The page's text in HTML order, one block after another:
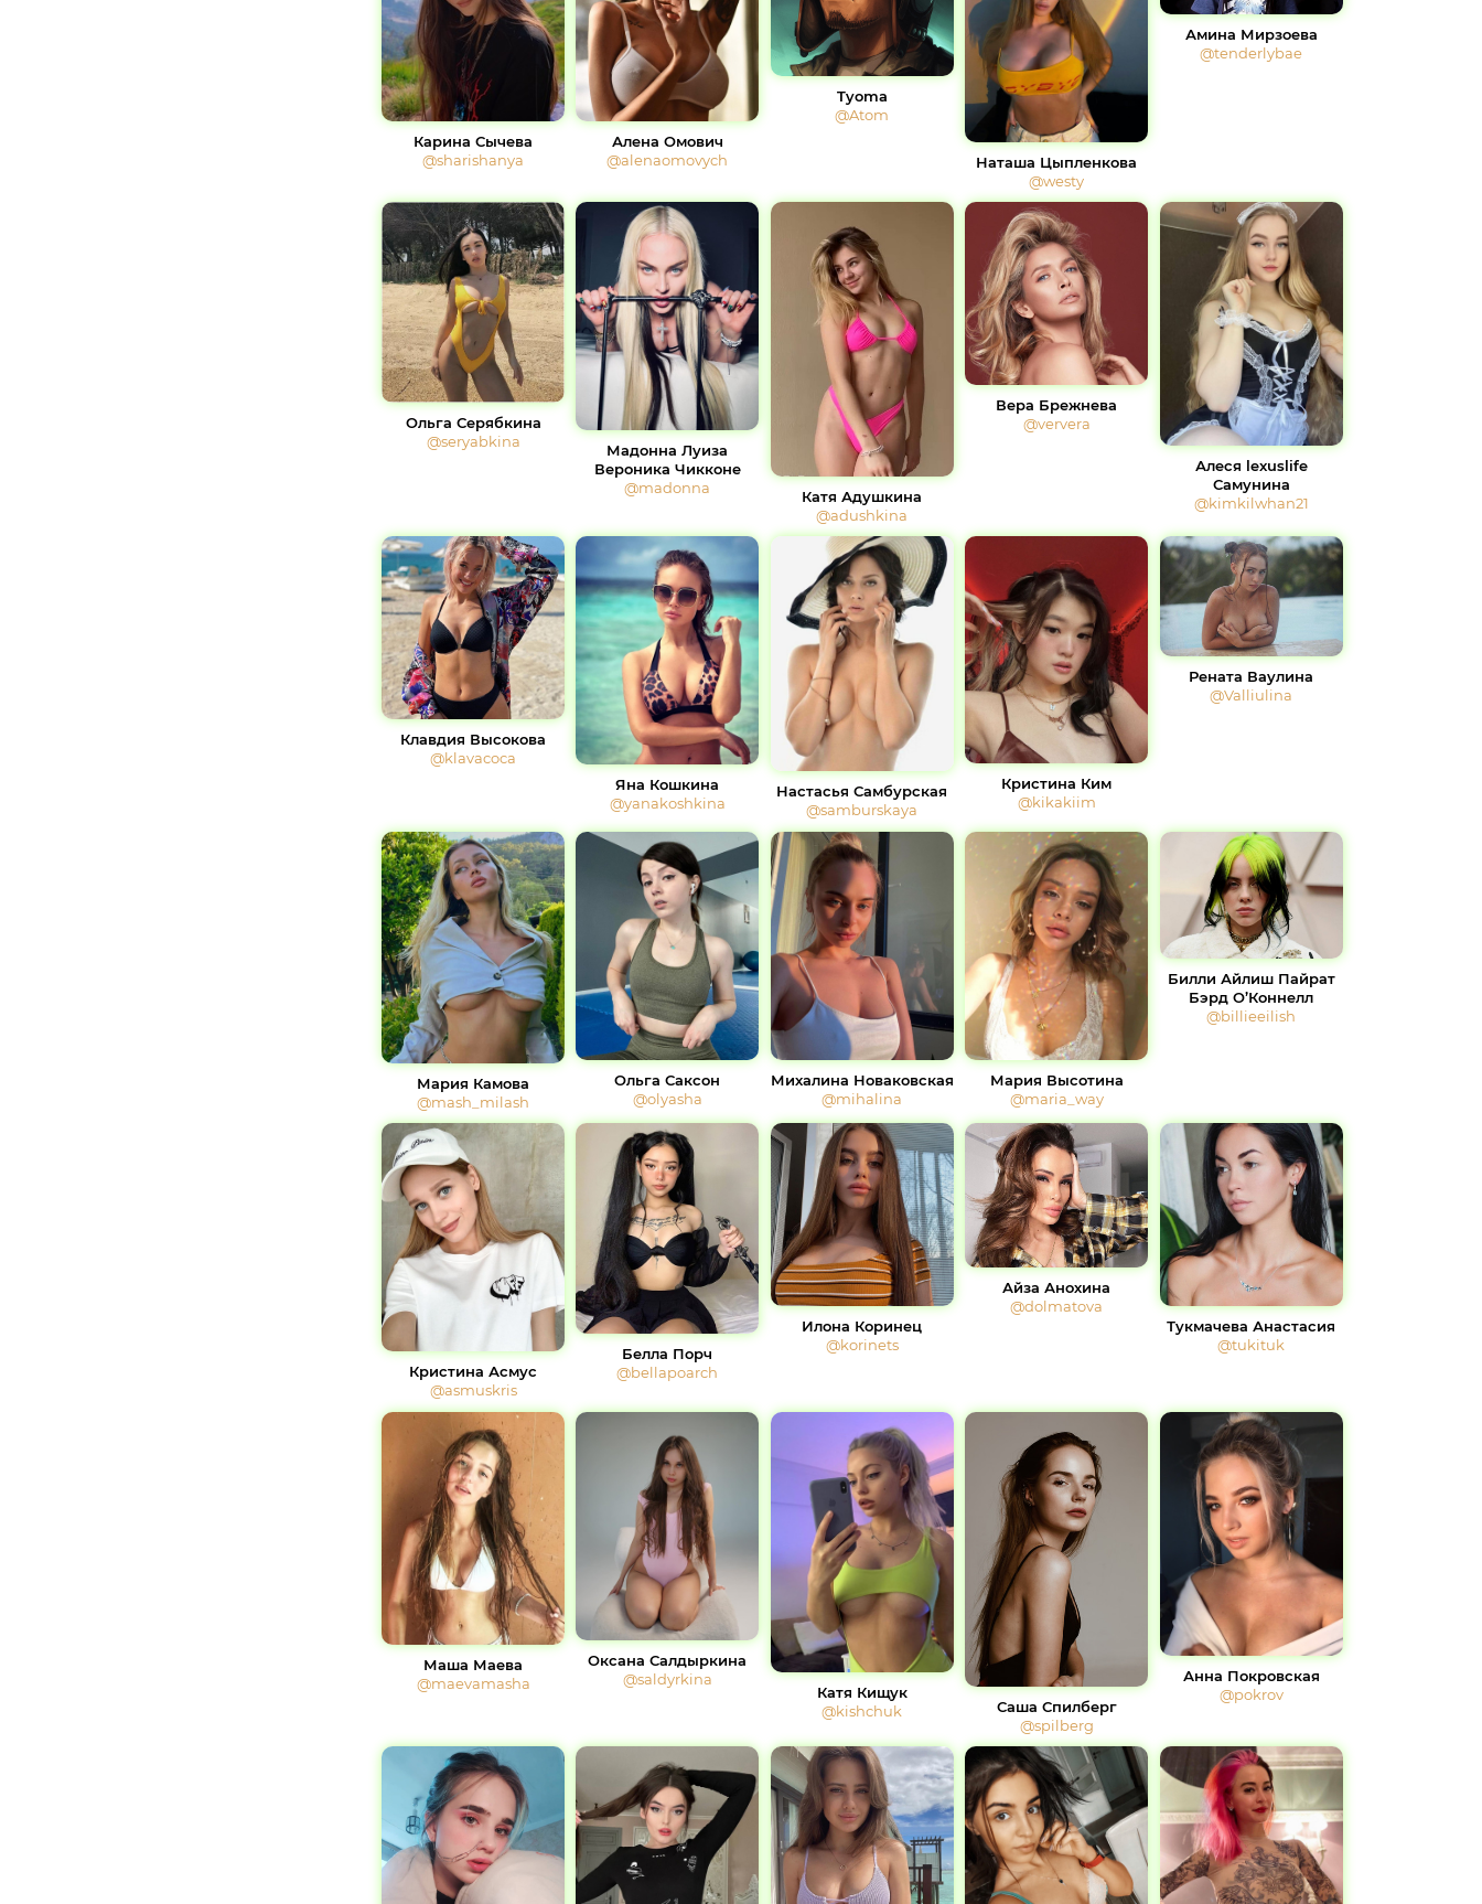
Карина Сычева
@sharishanya
Алена Омович
@alenaomovych
Tyoma
@Atom
Наташа Цыпленкова
@westy
Амина Мирзоева
@tenderlybae
Ольга Серябкина
@seryabkina
Мадонна Луиза
Вероника Чикконе
@madonna
Катя Адушкина
@adushkina
Вера Брежнева
@ververa
Алеся lexuslife
Самунина
@kimkilwhan21
Клавдия Высокова
@klavacoca
Яна Кошкина
@yanakoshkina
Настасья Самбурская
@samburskaya
Кристина Ким
@kikakiim
Рената Ваулина
@Valliulina
Мария Камова
@mash_milash
Ольга Саксон
@olyasha
Михалина Новаковская
@mihalina
Мария Высотина
@maria_way
Билли Айлиш Пайрат
Бэрд О’Коннелл
@billieeilish
Кристина Асмус
@asmuskris
Белла Порч
@bellapoarch
Илона Коринец
@korinets
Айза Анохина
@dolmatova
Тукмачева Анастасия
@tukituk
Маша Маева
@maevamasha
Оксана Салдыркина
@saldyrkina
Катя Кищук
@kishchuk
Саша Спилберг
@spilberg
Анна Покровская
@pokrov